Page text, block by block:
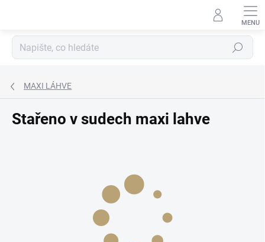
Hledat
MAXI LÁHVE
Stařeno v sudech maxi lahve